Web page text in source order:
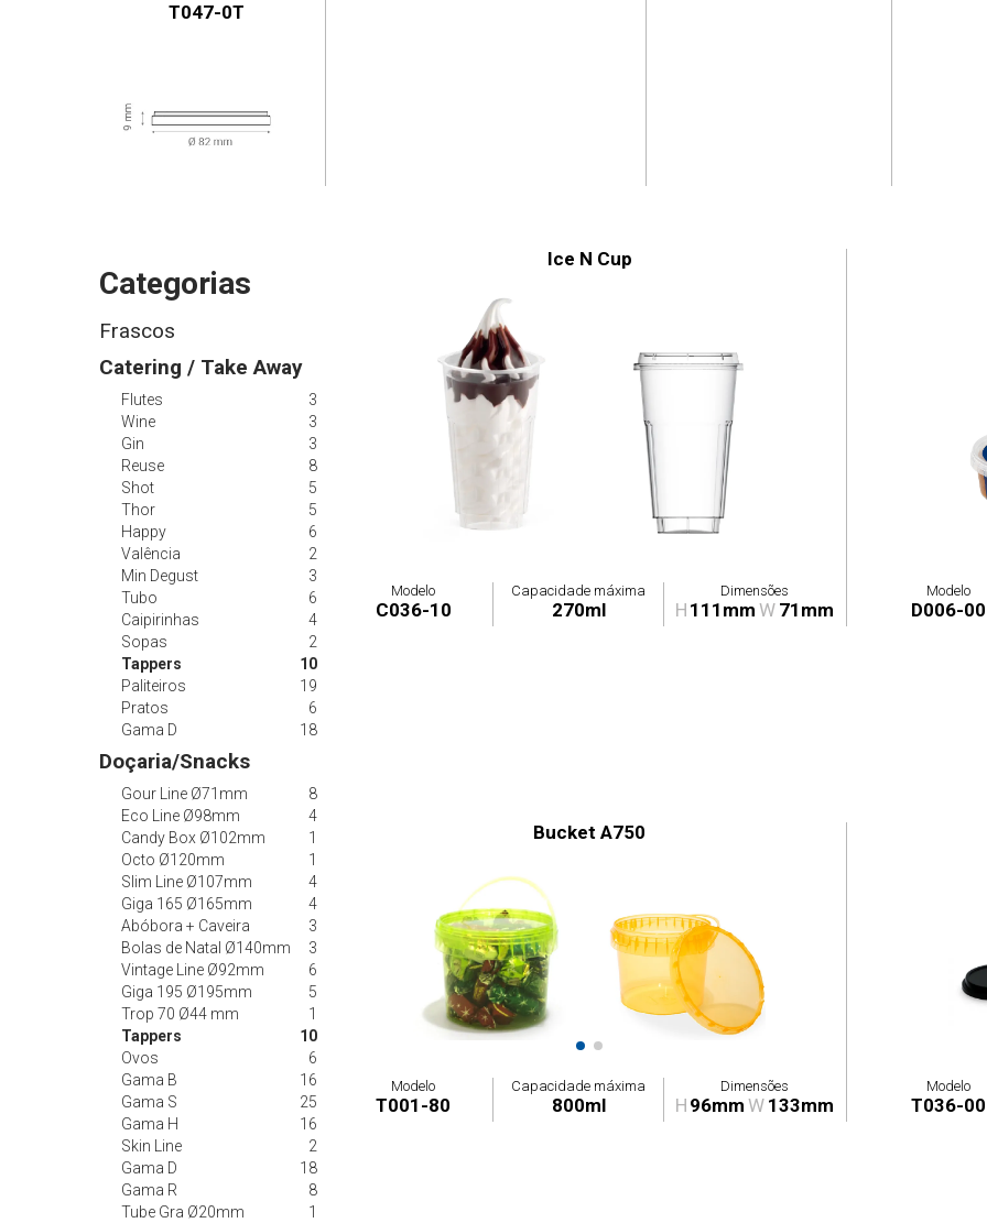
T047-0T
Categorias
Frascos
Catering / Take Away
Flutes
3
Wine
3
Gin
3
Reuse
8
Shot
5
Thor
5
Happy
6
Valência
2
Min Degust
3
Tubo
6
Caipirinhas
4
Sopas
2
Tappers
10
Paliteiros
19
Pratos
6
Gama D
18
Doçaria/Snacks
Gour Line Ø71mm
8
Eco Line Ø98mm
4
Candy Box Ø102mm
1
Octo Ø120mm
1
Slim Line Ø107mm
4
Giga 165 Ø165mm
4
Abóbora + Caveira
3
Bolas de Natal Ø140mm
3
Vintage Line Ø92mm
6
Giga 195 Ø195mm
5
Trop 70 Ø44 mm
1
Tappers
10
Ovos
6
Gama B
16
Gama S
25
Gama H
16
Skin Line
2
Gama D
18
Gama R
8
Tube Gra Ø20mm
1
Ice N Cup
Modelo
C036-10
Capacidade máxima
270ml
Dimensões
H 111mm W 71mm
Modelo
D006-00
Bucket A750
Modelo
T001-80
Capacidade máxima
800ml
Dimensões
H 96mm W 133mm
Modelo
T036-00